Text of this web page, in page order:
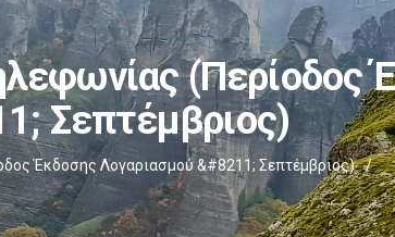
(Περίοδος
Σεπτέμβριος)
Έκδοσης Λογαριασμού &#8211; Σεπτέμβριος) /